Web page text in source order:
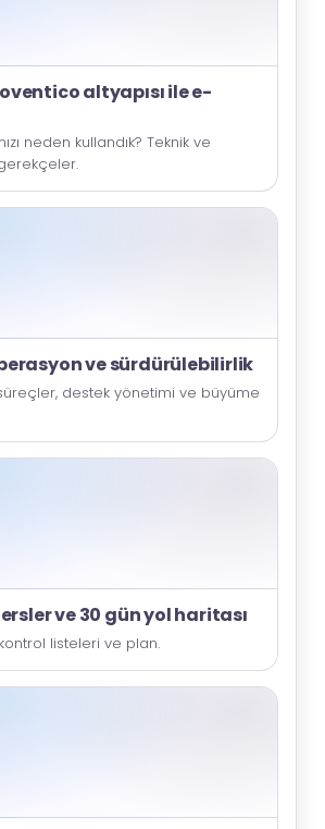
altyapısı ile e-
neden kullandık? Teknik ve
ve sürdürülebilirlik
süreçler, destek yönetimi ve büyüme
ve 30 gün yol haritası
listeleri ve plan.